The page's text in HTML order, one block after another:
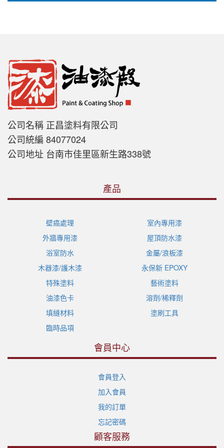
公司名稱 正昌塗料有限公司
公司統編 84077024
公司地址 台南市佳里區新生路338號
產品
壁癌處理
室內專用漆
外牆專用漆
屋頂防水漆
浴室防水
金屬/浪板漆
木器漆/護木漆
永保新 EPOXY
特殊塗料
藝術塗料
油漆色卡
溶劑/稀釋劑
填縫材料
塗刷工具
臨時品項
會員中心
會員登入
加入會員
我的訂單
忘記密碼
顧客服務